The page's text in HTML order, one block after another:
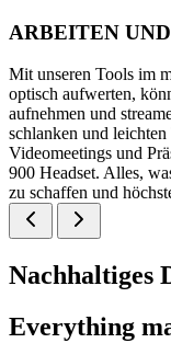
ARBEITEN
Mit unseren Tools im
optisch aufwerten,
aufnehmen und
schlanken und
Videomeetings und
900 Headset. Alles,
zu schaffen und
Nachhaltiges
Everything